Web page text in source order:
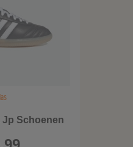
Jp Schoenen